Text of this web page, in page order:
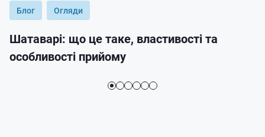
Блог Огляди
Шатаварі: що це таке, властивості та
особливості прийому